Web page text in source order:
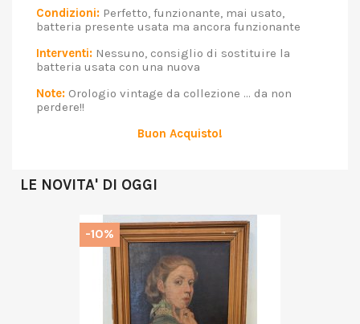
Condizioni: Perfetto, funzionante, mai usato,
batteria presente usata ma ancora funzionante
Interventi: Nessuno, consiglio di sostituire la
batteria usata con una nuova
Note: Orologio vintage da collezione ... da non
perdere!!
Buon Acquisto!
LE NOVITA' DI OGGI
-10%